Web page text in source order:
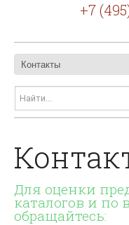
+7
Для оценки
каталогов и по
обращайтесь: